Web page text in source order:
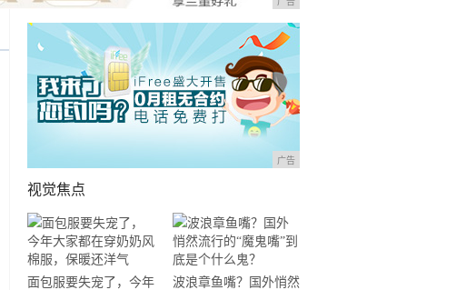
广告
视觉焦点
面包服要失宠了，今年
波浪章鱼嘴？国外悄然